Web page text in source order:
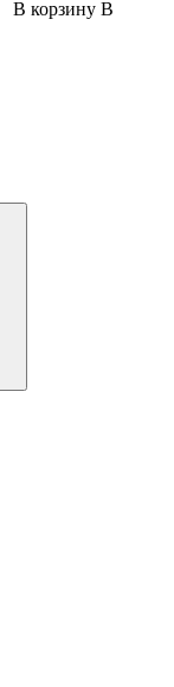
В корзину В